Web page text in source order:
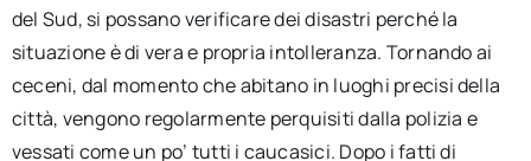
del Sud, si possano verificare dei disastri perché la
situazione è di vera e propria intolleranza. Tornando ai
ceceni, dal momento che abitano in luoghi precisi della
città, vengono regolarmente perquisiti dalla polizia e
vessati come un po’ tutti i caucasici. Dopo i fatti di